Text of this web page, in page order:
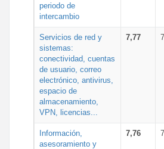
periodo de
intercambio
Servicios de red y
sistemas:
conectividad, cuentas
de usuario, correo
electrónico, antivirus,
espacio de
almacenamiento,
VPN, licencias...
7,77
Información,
asesoramiento y
7,76